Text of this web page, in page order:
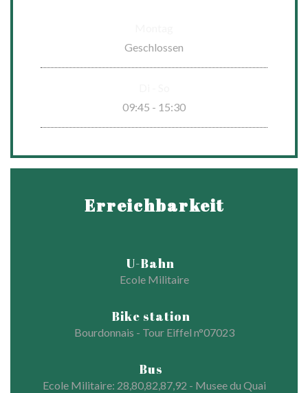
Geschlossen
09:45 - 15:30
Erreichbarkeit
U-Bahn
Ecole Militaire
Bike station
Bourdonnais - Tour Eiffel n°07023
Bus
Ecole Militaire: 28,80,82,87,92 - Musee du Quai